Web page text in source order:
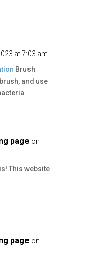
at 7:03 am
Brush
and use
page on
This website
page on